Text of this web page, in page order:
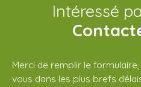
Intéressé
Merci de remplir le
vous dans les plus brefs